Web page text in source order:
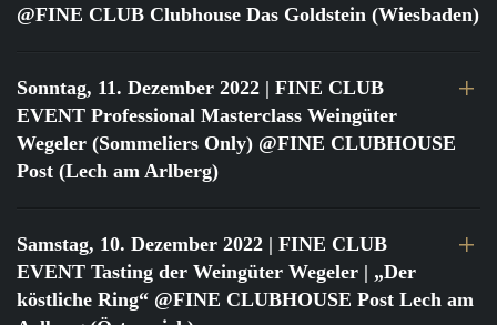
@FINE CLUB Clubhouse Das Goldstein (Wiesbaden)
Sonntag, 11. Dezember 2022 | FINE CLUB
EVENT Professional Masterclass Weingüter
Wegeler (Sommeliers Only) @FINE CLUBHOUSE
Post (Lech am Arlberg)
Samstag, 10. Dezember 2022 | FINE CLUB
EVENT Tasting der Weingüter Wegeler | „Der
köstliche Ring“ @FINE CLUBHOUSE Post Lech am